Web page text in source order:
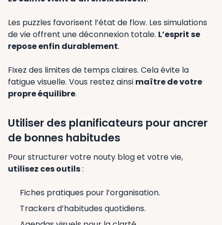
Les puzzles favorisent l’état de flow. Les simulations
de vie offrent une déconnexion totale. L’esprit se
repose enfin durablement.
Fixez des limites de temps claires. Cela évite la
fatigue visuelle. Vous restez ainsi maître de votre
propre équilibre.
Utiliser des planificateurs pour ancrer
de bonnes habitudes
Pour structurer votre nouty blog et votre vie,
utilisez ces outils:
Fiches pratiques pour l’organisation.
Trackers d’habitudes quotidiens.